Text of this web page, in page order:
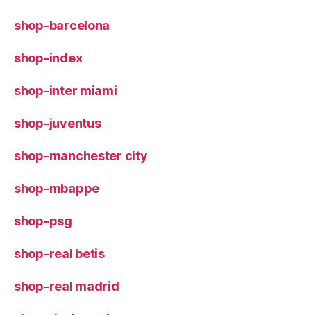
shop-barcelona
shop-index
shop-inter miami
shop-juventus
shop-manchester city
shop-mbappe
shop-psg
shop-real betis
shop-real madrid